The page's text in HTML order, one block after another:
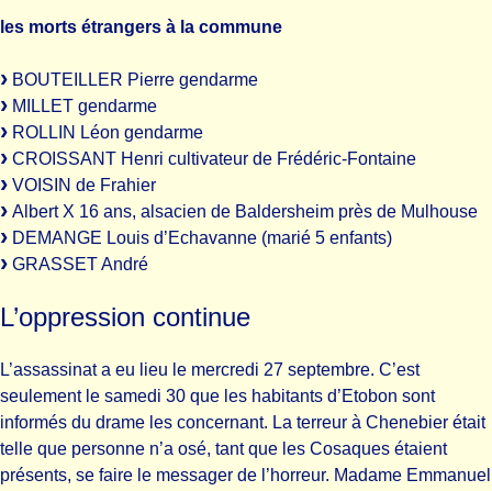
les morts étrangers à la commune
BOUTEILLER Pierre gendarme
MILLET gendarme
ROLLIN Léon gendarme
CROISSANT Henri cultivateur de Frédéric-Fontaine
VOISIN de Frahier
Albert X 16 ans, alsacien de Baldersheim près de Mulhouse
DEMANGE Louis d’Echavanne (marié 5 enfants)
GRASSET André
L’oppression continue
L’assassinat a eu lieu le mercredi 27 septembre. C’est
seulement le samedi 30 que les habitants d’Etobon sont
informés du drame les concernant. La terreur à Chenebier était
telle que personne n’a osé, tant que les Cosaques étaient
présents, se faire le messager de l’horreur. Madame Emmanuel